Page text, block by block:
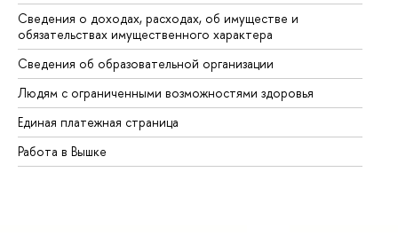
Сведения о доходах, расходах, об имуществе и
обязательствах имущественного характера
Сведения об образовательной организации
Людям с ограниченными возможностями здоровья
Единая платежная страница
Работа в Вышке